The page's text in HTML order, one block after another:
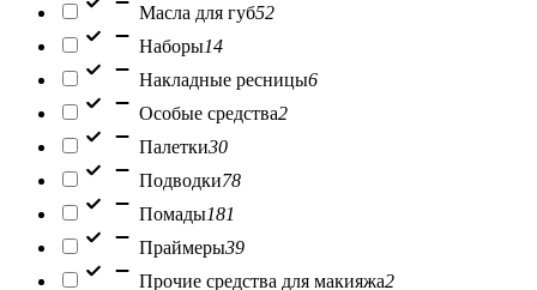
Масла для губ52
Наборы14
Накладные ресницы6
Особые средства2
Палетки30
Подводки78
Помады181
Праймеры39
Прочие средства для макияжа2